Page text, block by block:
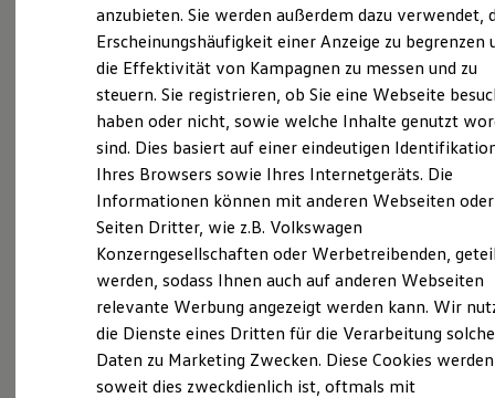
VW Connect für Ihren Transporter/Caravelle
VW Connect für Ihren Amarok
VW Connect für andere Modelle
Fleet Interface Data
Multistop Pathfinder
Übersicht Software Updates
Digitales Bordbuch
Fahrerassistenz- und Sicherheitssysteme
Kontrollleuchten
Kurzfahrprofile und Ölverdünnung
Batterieverordnung
XTL-Dieselkraftstoff
Ersatzteile und Betriebsflüssigkeiten
Original Zubehör und Lifestyle Produkte
myVolkswagen
myVolkswagen Business
Elektrisch & Autonom
ID.Buzz
Service
ServicePlus
Volkswagen Economy
Service
ProfiPartner für
Gebrauchtwagen
ZertifizierteGebrauchtwagen
KEPService
anzubieten. Sie werden außerdem dazu verwendet,
Erscheinungshäufigkeit einer Anzeige zu begrenzen
die Effektivität von Kampagnen zu messen und zu
steuern. Sie registrieren, ob Sie eine Webseite
haben oder nicht, sowie welche Inhalte genutzt
sind. Dies basiert auf einer eindeutigen
Ihres Browsers sowie Ihres Internetgeräts. Die
Informationen können mit anderen Webseiten oder
Seiten Dritter, wie z.B. Volkswagen
Konzerngesellschaften oder Werbetreibenden,
werden, sodass Ihnen auch auf anderen Webseiten
relevante Werbung angezeigt werden kann. Wir
die Dienste eines Dritten für die Verarbeitung
Daten zu Marketing Zwecken. Diese Cookies
soweit dies zweckdienlich ist, oftmals mit